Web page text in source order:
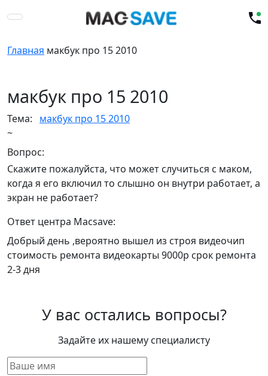
Главная макбук про 15 2010
макбук про 15 2010
Тема:
макбук про 15 2010
~
Вопрос:
Скажите пожалуйста, что может случиться с маком,
когда я его включил то слышно он внутри работает, а
экран не работает?
Ответ центра Macsave:
Добрый день ,вероятно вышел из строя видеочип
стоимость ремонта видеокарты 9000р срок ремонта
2-3 дня
У вас остались вопросы?
Задайте их нашему специалисту